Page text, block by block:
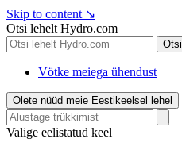
Skip to content ↘
Otsi lehelt Hydro.com
Otsi
Vötke meiega ühendust
Olete nüüd meie Eestikeelsel lehel
Valige eelistatud keel